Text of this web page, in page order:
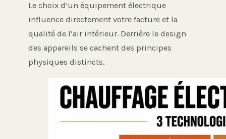
Le choix d’un équipement électrique
influence directement votre facture et la
qualité de l’air intérieur. Derrière le design
des appareils se cachent des principes
physiques distincts.